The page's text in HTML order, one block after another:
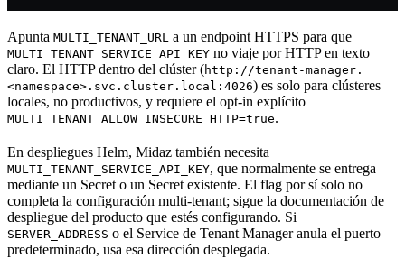
Apunta MULTI_TENANT_URL a un endpoint HTTPS para que
MULTI_TENANT_SERVICE_API_KEY no viaje por HTTP en texto
claro. El HTTP dentro del clúster (http://tenant-manager.
<namespace>.svc.cluster.local:4026) es solo para clústeres
locales, no productivos, y requiere el opt-in explícito
MULTI_TENANT_ALLOW_INSECURE_HTTP=true.
En despliegues Helm, Midaz también necesita
MULTI_TENANT_SERVICE_API_KEY, que normalmente se entrega
mediante un Secret o un Secret existente. El flag por sí solo no
completa la configuración multi-tenant; sigue la documentación de
despliegue del producto que estés configurando. Si
SERVER_ADDRESS o el Service de Tenant Manager anula el puerto
predeterminado, usa esa dirección desplegada.